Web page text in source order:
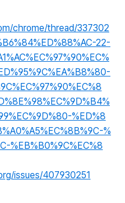
chrome/thread/337302
22-
%ED%8
%
%EB%B0%9C%EC%8
issues/407930251